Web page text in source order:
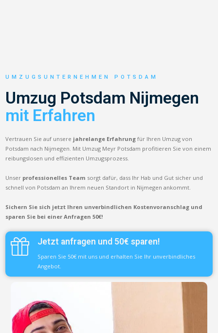
UMZUGSUNTERNEHMEN POTSDAM
Umzug Potsdam Nijmegen
mit Erfahren
Vertrauen Sie auf unsere jahrelange Erfahrung für Ihren Umzug von
Potsdam nach Nijmegen. Mit Umzug Meyr Potsdam profitieren Sie von einem
reibungslosen und effizienten Umzugsprozess.
Unser professionelles Team sorgt dafür, dass Ihr Hab und Gut sicher und
schnell von Potsdam an Ihrem neuen Standort in Nijmegen ankommt.
Sichern Sie sich jetzt Ihren unverbindlichen Kostenvoranschlag und
sparen Sie bei einer Anfragen 50€!
Jetzt anfragen und 50€ sparen!
Sparen Sie 50€ mit uns und erhalten Sie Ihr unverbindliches
Angebot.